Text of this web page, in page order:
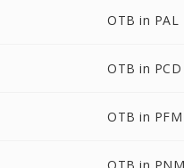
OTB in PAL
OTB in PCD
OTB in PFM